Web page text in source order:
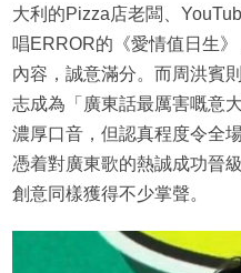
大利的Pizza店老闆、
唱ERROR的《愛情值日生
內容，誠意滿分。而周洪賓
志成為「廣東話最厲害嘅意
濃厚口音，但認真程度令全
憑着對廣東歌的熱誠成功晉
創意同樣獲得不少掌聲。